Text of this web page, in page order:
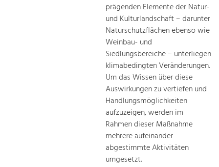
Steigerung regionaler Wertschöpfung
prägenden Elemente der Natur-
und Kulturlandschaft – darunter
Naturschutzflächen ebenso wie
Weinbau- und
Siedlungsbereiche – unterliegen
klimabedingten Veränderungen.
Um das Wissen über diese
Auswirkungen zu vertiefen und
Handlungsmöglichkeiten
aufzuzeigen, werden im
Rahmen dieser Maßnahme
mehrere aufeinander
abgestimmte Aktivitäten
umgesetzt.